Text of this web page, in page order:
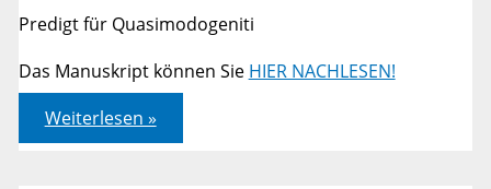
Predigt für Quasimodogeniti
Das Manuskript können Sie HIER NACHLESEN!
Johannes
20,19-
23
Weiterlesen »